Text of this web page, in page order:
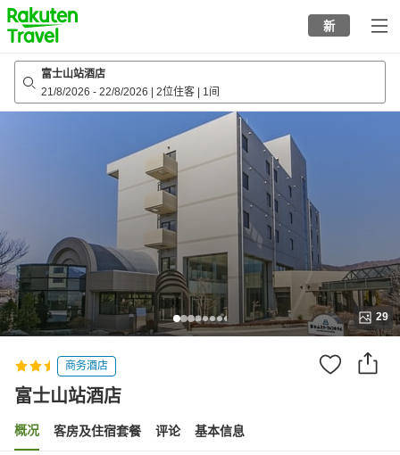
to
top
page
新
富士山站酒店
21/8/2026 - 22/8/2026 2位住客 1间
29
商务酒店
富士山站酒店
概况 客房及住宿套餐 评论 基本信息